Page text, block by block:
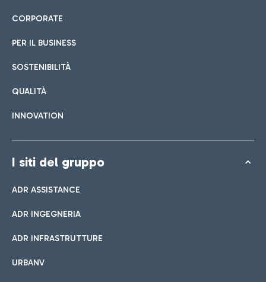
CORPORATE
PER IL BUSINESS
SOSTENIBILITÀ
QUALITÀ
INNOVATION
I siti del gruppo
ADR ASSISTANCE
ADR INGEGNERIA
ADR INFRASTRUTTURE
URBANV